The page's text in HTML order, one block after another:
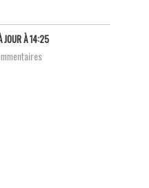
À 14:25